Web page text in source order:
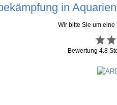
in Aquarien
Wir bitte Sie um
Bewertung4.8